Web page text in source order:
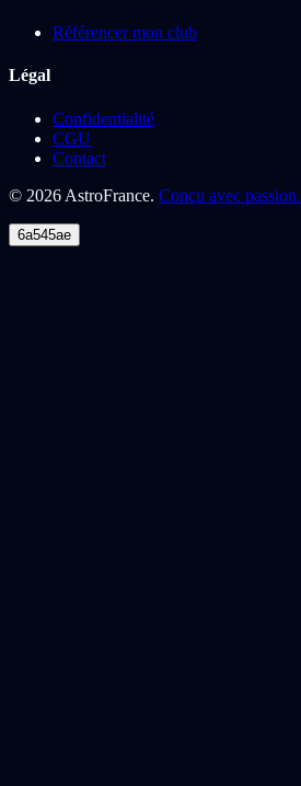
Référencer mon club
Légal
Confidentialité
CGU
Contact
© 2026 AstroFrance. Conçu avec passion.
6a545ae